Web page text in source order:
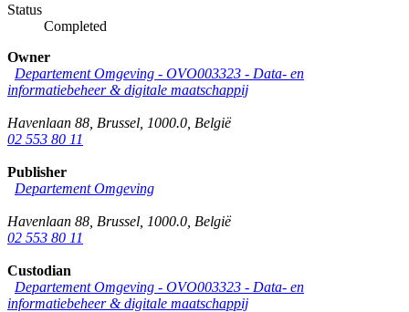
Status
Completed
Owner
Departement Omgeving - OVO003323 - Data- en
informatiebeheer & digitale maatschappij
Havenlaan 88 Brussel 1000.0 België
02 553 80 11
Publisher
Departement Omgeving
Havenlaan 88 Brussel 1000.0 België
02 553 80 11
Custodian
Departement Omgeving - OVO003323 - Data- en
informatiebeheer & digitale maatschappij